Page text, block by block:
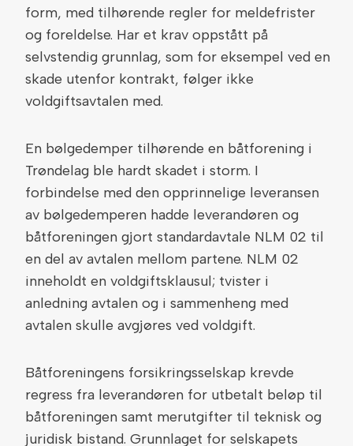
form, med tilhørende regler for meldefrister
og foreldelse. Har et krav oppstått på
selvstendig grunnlag, som for eksempel ved en
skade utenfor kontrakt, følger ikke
voldgiftsavtalen med.
En bølgedemper tilhørende en båtforening i
Trøndelag ble hardt skadet i storm. I
forbindelse med den opprinnelige leveransen
av bølgedemperen hadde leverandøren og
båtforeningen gjort standardavtale NLM 02 til
en del av avtalen mellom partene. NLM 02
inneholdt en voldgiftsklausul; tvister i
anledning avtalen og i sammenheng med
avtalen skulle avgjøres ved voldgift.
Båtforeningens forsikringsselskap krevde
regress fra leverandøren for utbetalt beløp til
båtforeningen samt merutgifter til teknisk og
juridisk bistand. Grunnlaget for selskapets